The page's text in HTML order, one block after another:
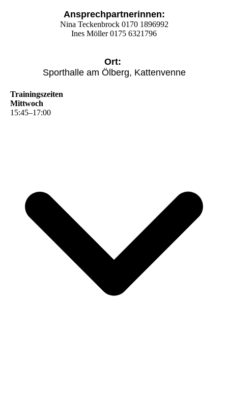
Ansprechpartnerinnen:
Nina Teckenbrock 0170 1896992
Ines Möller 0175 6321796
Ort:
Sporthalle am Ölberg, Kattenvenne
Trainingszeiten
Mittwoch
15:45–17:00